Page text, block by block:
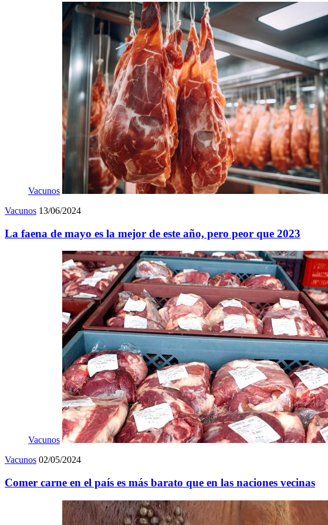
Vacunos
Vacunos 13/06/2024
La faena de mayo es la mejor de este año, pero peor que 2023
Vacunos
Vacunos 02/05/2024
Comer carne en el país es más barato que en las naciones vecinas